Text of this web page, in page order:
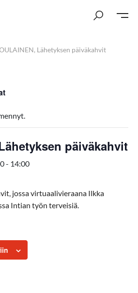
Lähetyksen päiväkahvit
päiväkahvit
- 14:00
, jossa virtuaalivieraana Ilkka
Intian työn terveisiä.